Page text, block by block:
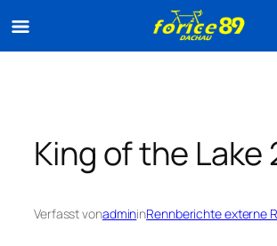
King of the Lake
Verfasst vonadmininRennberichte externe